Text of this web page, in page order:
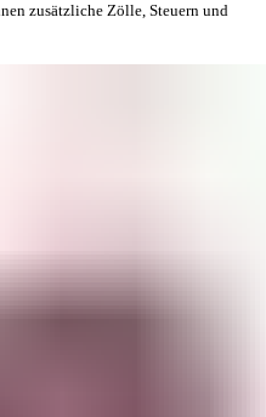
zusätzliche Zölle, Steuern und